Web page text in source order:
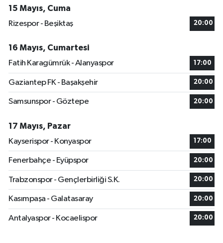
15 Mayıs, Cuma
Rizespor - Beşiktaş
20:00
16 Mayıs, Cumartesi
Fatih Karagümrük - Alanyaspor
17:00
Gaziantep FK - Başakşehir 20:00
Samsunspor - Göztepe 20:00
17 Mayıs, Pazar
Kayserispor - Konyaspor
17:00
Fenerbahçe - Eyüpspor 20:00
Trabzonspor - Gençlerbirliği S.K. 20:00
Kasımpaşa - Galatasaray 20:00
Antalyaspor - Kocaelispor 20:00